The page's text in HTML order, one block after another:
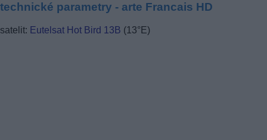
technické parametry - arte Francais HD
satelit: Eutelsat Hot Bird 13B (13°E)